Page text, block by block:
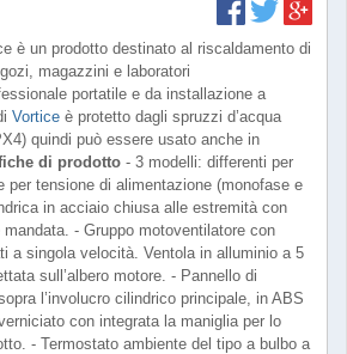
è un prodotto destinato al riscaldamento di
magazzini e laboratori
portatile e da installazione a
Vortice è protetto dagli spruzzi d’acqua
quindi può essere usato anche in
di prodotto - 3 modelli: differenti per
per tensione di alimentazione (monofase e
in acciaio chiusa alle estremità con
- Gruppo motoventilatore con
a singola velocità. Ventola in alluminio a 5
sull’albero motore. - Pannello di
l’involucro cilindrico principale, in ABS
con integrata la maniglia per lo
- Termostato ambiente del tipo a bulbo a